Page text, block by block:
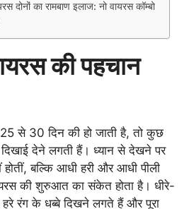
दोनों का रामबाण इलाज: नो वायरस कॉम्बो
की पहचान
से 30 दिन की हो जाती है, तो कुछ
दिखाई देने लगती हैं। ध्यान से देखने पर
होतीं, बल्कि आधी हरी और आधी पीली
की शुरुआत का संकेत होता है। धीरे-
हरे रंग के धब्बे दिखने लगते हैं और पूरा